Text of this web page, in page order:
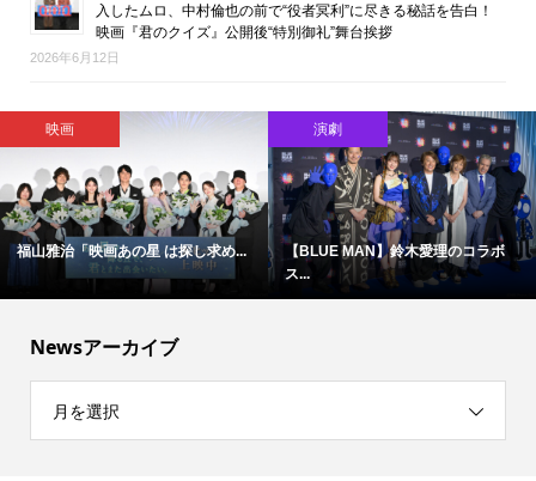
入したムロ、中村倫也の前で“役者冥利”に尽きる秘話を告白！
映画『君のクイズ』公開後“特別御礼”舞台挨拶
2026年6月12日
エンタメ総合・ライフ
ILLIT・YUNAH「橋本環奈さんと
映画
難しいテーマで映像化困難と言わ...
Newsアーカイブ
月を選択